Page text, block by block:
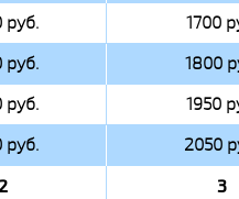
руб.
1700
руб.
1800
руб.
1950
руб.
2050
3